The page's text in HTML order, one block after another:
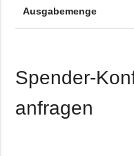
Ausgabemenge
Spender-
anfragen